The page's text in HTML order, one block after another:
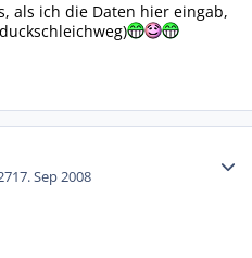
als ich die Daten hier eingab,
17. Sep 2008